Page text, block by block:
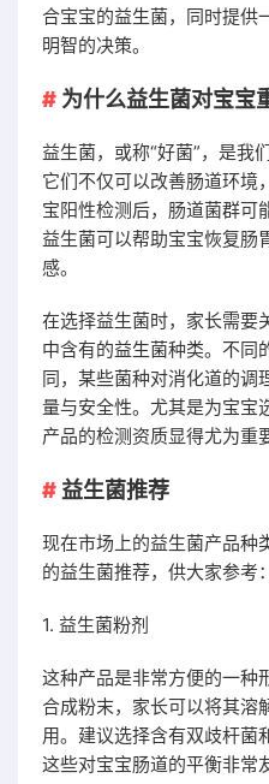
合宝宝的益生菌，同时提供
明智的决策。
为什么益生菌对宝宝
益生菌，或称“好菌”，是我
它们不仅可以改善肠道环境
宝阳性检测后，肠道菌群可
益生菌可以帮助宝宝恢复肠
感。
在选择益生菌时，家长需要
中含有的益生菌种类。不同
同，某些菌种对消化道的调
量与安全性。尤其是为宝宝
产品的检测资质显得尤为重
益生菌推荐
现在市场上的益生菌产品种
的益生菌推荐，供大家参考：
1. 益生菌粉剂
这种产品是非常方便的一种
合成粉末，家长可以将其溶
用。建议选择含有双歧杆菌
这些对宝宝肠道的平衡非常